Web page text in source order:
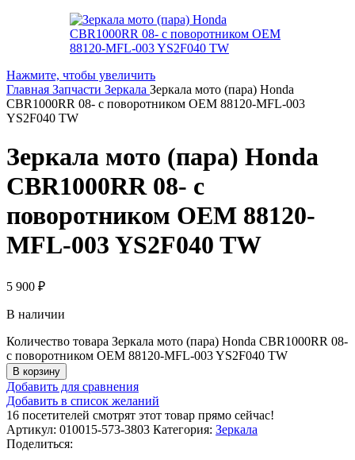
Нажмите, чтобы увеличить
Главная Запчасти Зеркала Зеркала мото (пара) Honda
CBR1000RR 08- с поворотником OEM 88120-MFL-003
YS2F040 TW
Зеркала мото (пара) Honda
CBR1000RR 08- с
поворотником OEM 88120-
MFL-003 YS2F040 TW
5 900 ₽
В наличии
Количество товара Зеркала мото (пара) Honda CBR1000RR 08-
с поворотником OEM 88120-MFL-003 YS2F040 TW
В корзину
Добавить для сравнения
Добавить в список желаний
16 посетителей смотрят этот товар прямо сейчас!
Артикул: 010015-573-3803 Категория: Зеркала
Поделиться: